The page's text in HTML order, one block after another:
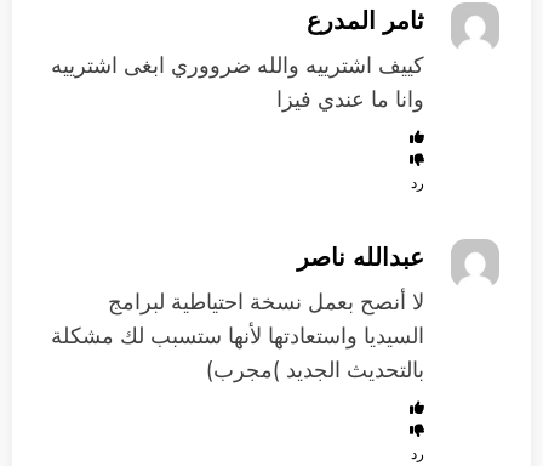
ثامر المدرع
كييف اشترييه والله ضرووري ابغى اشترييه
وانا ما عندي فيزا
رد
عبدالله ناصر
لا أنصح بعمل نسخة احتياطية لبرامج
السيديا واستعادتها لأنها ستسبب لك مشكلة
بالتحديث الجديد )مجرب)
رد